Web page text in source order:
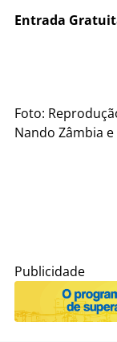
Entrada
Foto:
Nando Zâmbia e
Publicidade